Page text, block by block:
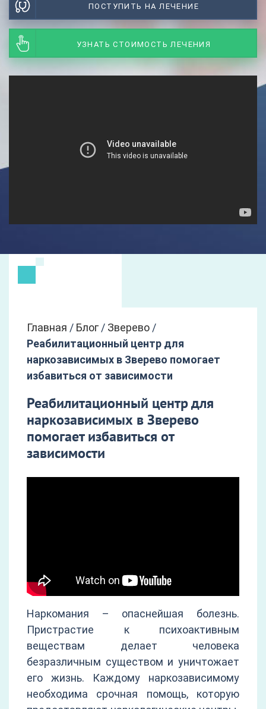
ПОСТУПИТЬ НА ЛЕЧЕНИЕ
УЗНАТЬ СТОИМОСТЬ ЛЕЧЕНИЯ
Главная / Блог / Зверево /
Реабилитационный центр для
наркозависимых в Зверево помогает
избавиться от зависимости
Реабилитационный центр для
наркозависимых в Зверево
помогает избавиться от
зависимости
Наркомания – опаснейшая болезнь.
Пристрастие к психоактивным
веществам делает человека
безразличным существом и уничтожает
его жизнь. Каждому наркозависимому
необходима срочная помощь, которую